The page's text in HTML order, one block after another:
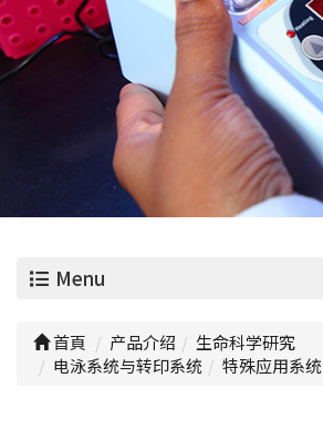
Menu
首頁 产品介绍
生命科学研究
电泳系统与转印系统
特殊应用系统